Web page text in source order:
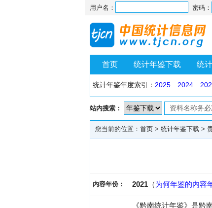
用户名： 密码：
首页 统计年鉴下载 统
统计年鉴年度索引： 2025 2024
站内搜索：
您当前的位置： 首页 > 统计年鉴下载 >
内容年份： 2021 （为何年鉴的内容
《黔南统计年鉴》是